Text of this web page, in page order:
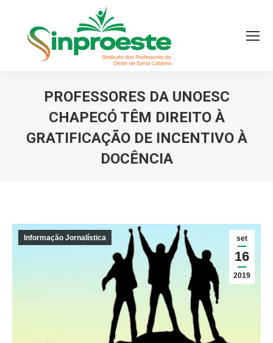
PROFESSORES DA UNOESC
CHAPECÓ TÊM DIREITO À
GRATIFICAÇÃO DE INCENTIVO À
DOCÊNCIA
set
16
2019
Informação Jornalística